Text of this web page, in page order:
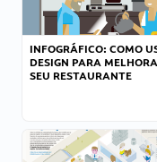
INFOGRÁFICO: COMO
DESIGN PARA
SEU RESTAURANTE